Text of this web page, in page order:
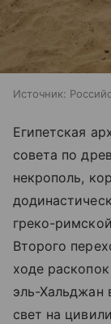
Источник:
Египетская
совета по
некрополь,
греко-
Второго
ходе
эль-Хальджан
свет на